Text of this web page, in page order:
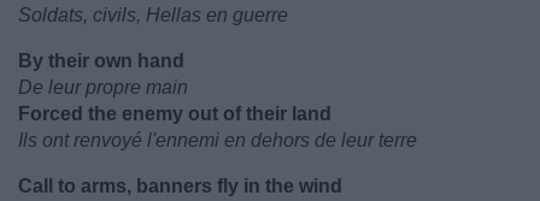
Soldats, civils, Hellas en guerre
By their own hand
De leur propre main
Forced the enemy out of their land
Ils ont renvoyé l'ennemi en dehors de leur terre
Call to arms, banners fly in the wind